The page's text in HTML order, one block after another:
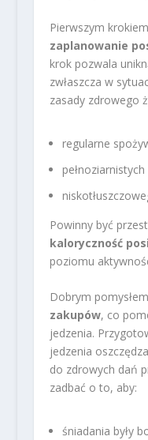
Pierwszym
zaplanowanie
krok pozwala
zwłaszcza w
zasady zdrowego
regularne
Powinny być
kaloryczność
poziomu
Dobrym
zakupów, co
jedzenia.
jedzenia
do zdrowych dań
zadbać o to, aby:
śniadania były